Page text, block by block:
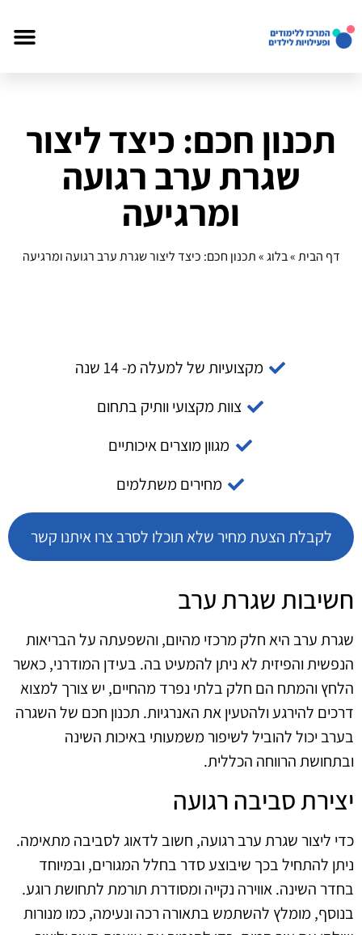
תכנון חכם: כיצד ליצור
שגרת ערב רגועה
ומרגיעה
דף הבית»בלוג»תכנון חכם: כיצד ליצור שגרת ערב רגועה ומרגיעה
מקצועיות של למעלה מ- 14 שנה
צוות מקצועי וותיק בתחום
מגוון מוצרים איכותיים
מחירים משתלמים
לקבלת הצעת מחיר שלא תוכלו לסרב צרו איתנו קשר
חשיבות שגרת ערב
שגרת ערב היא חלק מרכזי מהיום, והשפעתה על הבריאות
הנפשית והפיזית לא ניתן להמעיט בה. בעידן המודרני, כאשר
הלחץ והמתח הם חלק בלתי נפרד מהחיים, יש צורך למצוא
דרכים להירגע ולהטעין את האנרגיות. תכנון חכם של השגרה
בערב יכול להוביל לשיפור משמעותי באיכות השינה
ובתחושת הרווחה הכללית.
יצירת סביבה רגועה
כדי ליצור שגרת ערב רגועה, חשוב לדאוג לסביבה מתאימה.
ניתן להתחיל בכך שיבוצע סדר בחלל המגורים, ובמיוחד
בחדר השינה. אווירה נקייה ומסודרת תורמת לתחושת רוגע.
בנוסף, מומלץ להשתמש בתאורה רכה ונעימה, כמו מנורות